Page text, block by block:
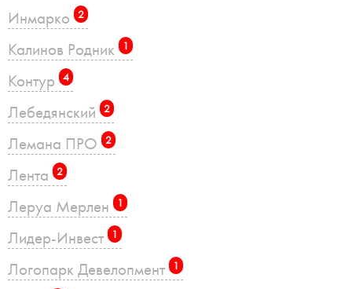
Инмарко 2
Калинов Родник 1
Контур 4
Лебедянский 2
Лемана ПРО 2
Лента 2
Леруа Мерлен 1
Лидер-Инвест 1
Логопарк Девелопмент 1